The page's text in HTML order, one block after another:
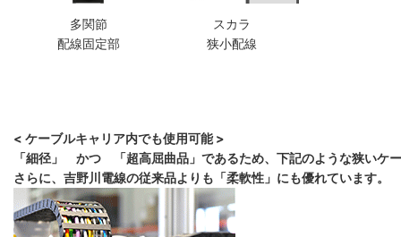
多関節
配線固定部
スカラ
狭小配線
< ケーブルキャリア内でも使用可能 >
「細径」 かつ 「超高屈曲品」であるため、下記のような狭いケ
さらに、吉野川電線の従来品よりも「柔軟性」にも優れています。